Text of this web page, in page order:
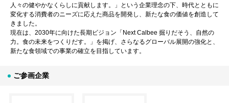
人々の健やかなくらしに貢献します。」という企業理念の下、時代とともに
変化する消費者のニーズに応えた商品を開発し、新たな食の価値を創造して
きました。
現在は、2030年に向けた長期ビジョン「Next Calbee 掘りだそう、自然の
力。食の未来をつくりだす。」を掲げ、さらなるグローバル展開の強化と、
新たな食領域での事業の確立を目指しています。
ご参画企業